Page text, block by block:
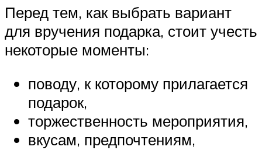
Перед тем, как выбрать вариант
для вручения подарка, стоит учесть
некоторые моменты:
поводу, к которому прилагается
подарок,
торжественность мероприятия,
вкусам, предпочтениям,